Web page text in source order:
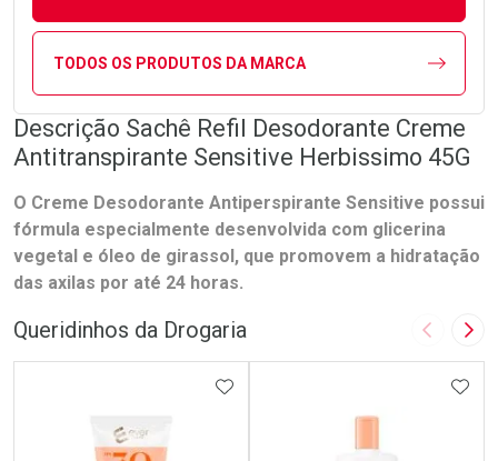
TODOS OS PRODUTOS DA MARCA
Descrição Sachê Refil Desodorante Creme
Antitranspirante Sensitive Herbissimo 45G
O Creme Desodorante Antiperspirante Sensitive possui
fórmula especialmente desenvolvida com glicerina
vegetal e óleo de girassol, que promovem a hidratação
das axilas por até 24 horas.
Queridinhos da Drogaria Imagem
ADICIONAR AOS FAVORITOS